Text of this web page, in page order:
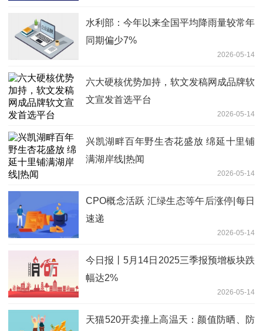
水利部：今年以来全国平均降雨量较常年
同期偏少7%
2026-05-14
六大硬核优势加持，软文发稿网成品牌软
文宣发首选平台
2026-05-14
兴凯湖畔百年野生杏花盛放 绵延十里铺
满湖岸线|热闻
2026-05-14
CPO概念活跃 汇绿生态等午后涨停|每日
速递
2026-05-14
今日报丨5月14日2025三季报预增板块跌
幅达2%
2026-05-14
天猫520开卖撞上高温天：颜值防晒、防